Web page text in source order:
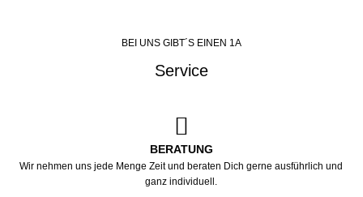
BEI UNS GIBT´S EINEN 1A
Service
BERATUNG
Wir nehmen uns jede Menge Zeit und beraten Dich gerne ausführlich und
ganz individuell.